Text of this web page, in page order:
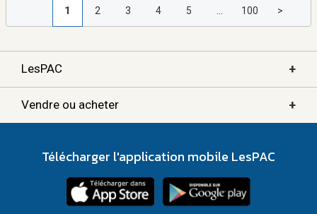
1 2 3 4 5 ... 100 >
LesPAC +
Vendre ou acheter +
Télécharger l'application mobile LesPAC